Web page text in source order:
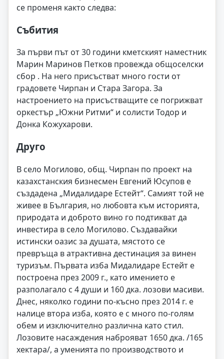
се променя както следва:
Събития
За първи път от 30 години кметският наместник
Марин Маринов Петков провежда общоселски
сбор . На него присъстват много гости от
градовете Чирпан и Стара Загора. За
настроението на присъстващите се погрижват
оркестър „Южни Ритми“ и солисти Тодор и
Донка Кожухарови.
Друго
В село Могилово, общ. Чирпан по проект на
казахстанския бизнесмен Евгений Юсупов е
създадена „Мидалидаре Естейт“. Самият той не
живее в България, но любовта към историята,
природата и доброто вино го подтикват да
инвестира в село Могилово. Създавайки
истински оазис за душата, мястото се
превръща в атрактивна дестинация за винен
туризъм. Първата изба Мидалидаре Естейт е
построена през 2009 г., като имението е
разполагало с 4 души и 160 дка. лозови масиви.
Днес, няколко години по-късно през 2014 г. е
налице втора изба, която е с много по-голям
обем и изключително различна като стил.
Лозовите насаждения наброяват 1650 дка. /165
хектара/, а уменията по производството и